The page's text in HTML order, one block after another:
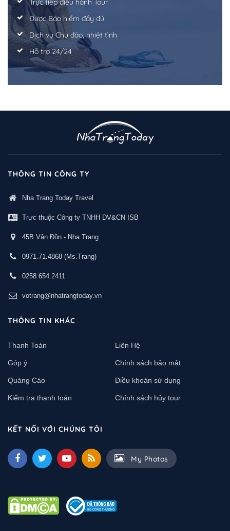
Trực tiếp điều hành Tour
Được Bảo hiểm đầy đủ
Dịch vụ Chu đáo, nhiệt tình
Hỗ trợ 24/24
THÔNG TIN CÔNG TY
Nha Trang Today Travel
Trực thuộc Công ty TNHH DV&CN ISB
45B Vân Đồn - Nha Trang
0971.71.4868 (Ms.Trang)
0258.654.2411
votrang@nhatrangtoday.vn
THÔNG TIN KHÁC
Thanh Toán Liên Hệ
Góp ý Chính sách bảo mật
Quảng Cáo Điều khoản sử dụng
Kiểm tra thanh toán Chính sách hủy tour
KẾT NỐI VỚI CHÚNG TÔI
My Photos